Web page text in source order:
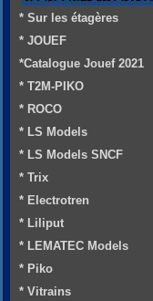
* Sur les étagères
* JOUEF
*Catalogue Jouef 2021
* T2M-PIKO
* ROCO
* LS Models
* LS Models SNCF
* Trix
* Electrotren
* Liliput
* LEMATEC Models
* Piko
* Vitrains